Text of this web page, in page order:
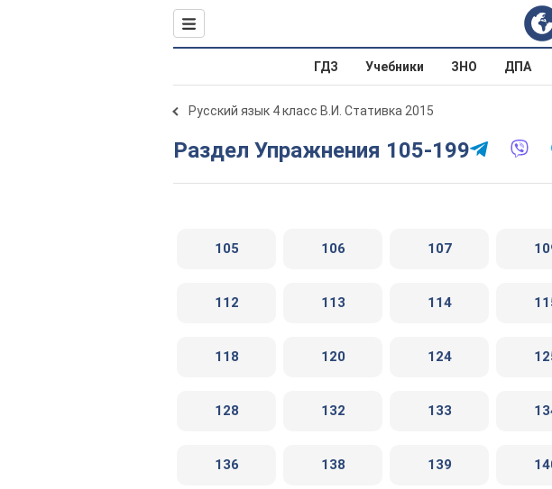
ГДЗ Учебники ЗНО ДПА
Русский язык 4 класс В.И. Стативка 2015
Раздел Упражнения 105-199
105 106 107
112 113 114
118 120 124
128 132 133
136 138 139